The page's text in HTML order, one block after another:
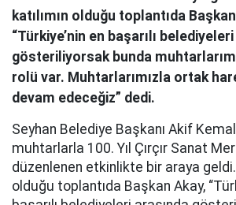
katılımın olduğu toplantıda
“Türkiye’nin en başarılı
gösteriliyorsak bunda
rolü var. Muhtarlarımızla ortak
devam edeceğiz” dedi.
Seyhan Belediye Başkanı Akif
muhtarlarla 100. Yıl Çırçır Sanat
düzenlenen etkinlikte bir araya geldi.
olduğu toplantıda Başkan Akay,